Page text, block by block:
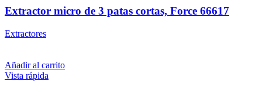
Extractor micro de 3 patas cortas, Force 66617
Extractores
Añadir al carrito
Vista rápida